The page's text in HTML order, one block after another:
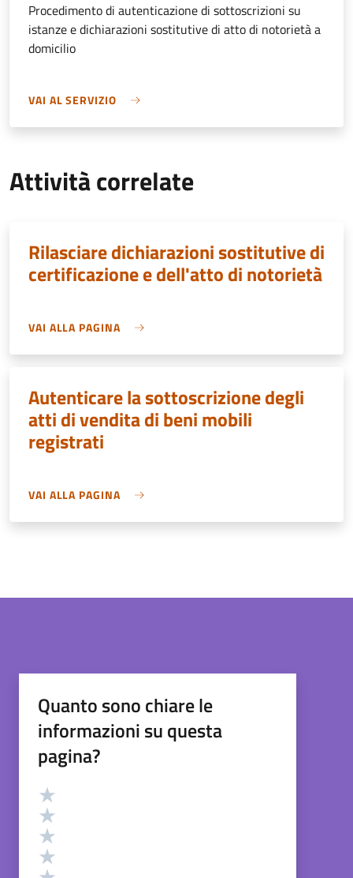
Procedimento di autenticazione di sottoscrizioni su
istanze e dichiarazioni sostitutive di atto di notorietà a
domicilio
VAI AL SERVIZIO
Attività correlate
Rilasciare dichiarazioni sostitutive di
certificazione e dell'atto di notorietà
VAI ALLA PAGINA
Autenticare la sottoscrizione degli
atti di vendita di beni mobili
registrati
VAI ALLA PAGINA
Quanto sono chiare le
informazioni su questa
pagina?
Valutazione